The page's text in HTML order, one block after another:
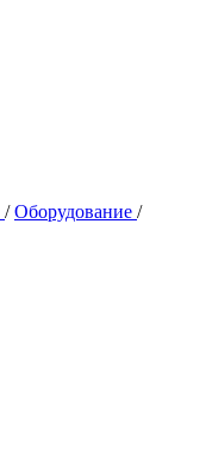
/ Оборудование /